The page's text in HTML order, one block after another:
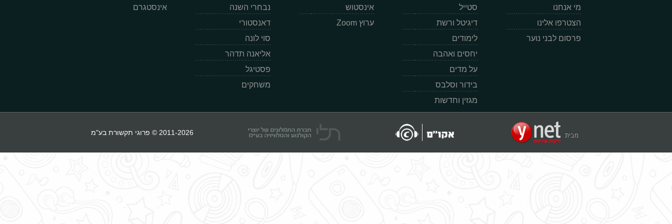
מי אנחנו
הצטרפו אלינו
פרסום לבני נוער
סטייל
דיגיטל ורשת
לימודים
יחסים ואהבה
על מדים
בידור וסלבס
מגזין וחדשות
אינסטוש
ערוץ Zoom
נבחרי השנה
דאנסטורי
סוי לונה
אליאנה תדהר
פסטיגל
משחקים
אינסטגרם
2011-2026 © פרוגי תקשורת בע"מ